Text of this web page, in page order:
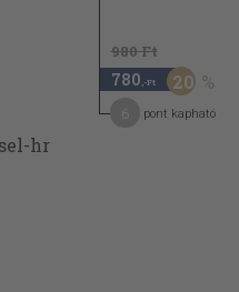
980 Ft
780 ,-Ft 20
pont kapható